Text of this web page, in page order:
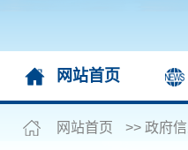
网站首页
网站首页 >> 政府